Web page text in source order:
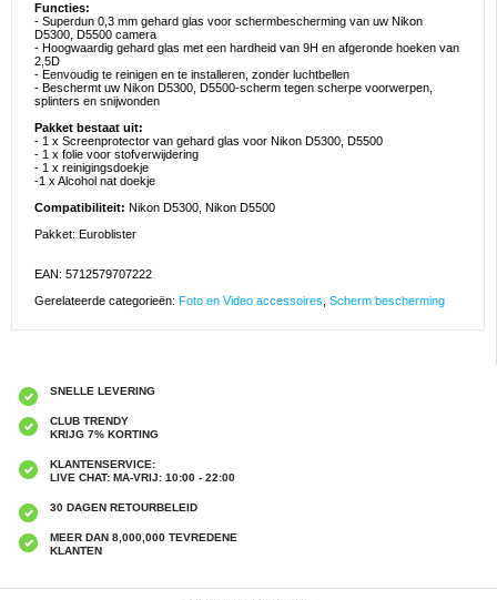
Functies:
- Superdun 0,3 mm gehard glas voor schermbescherming van uw Nikon
D5300, D5500 camera
- Hoogwaardig gehard glas met een hardheid van 9H en afgeronde hoeken van
2,5D
- Eenvoudig te reinigen en te installeren, zonder luchtbellen
- Beschermt uw Nikon D5300, D5500-scherm tegen scherpe voorwerpen,
splinters en snijwonden
Pakket bestaat uit:
- 1 x Screenprotector van gehard glas voor Nikon D5300, D5500
- 1 x folie voor stofverwijdering
- 1 x reinigingsdoekje
-1 x Alcohol nat doekje
Compatibiliteit: Nikon D5300, Nikon D5500
Pakket: Euroblister
EAN: 5712579707222
Gerelateerde categorieën: Foto en Video accessoires Scherm bescherming
SNELLE LEVERING
CLUB TRENDY
KRIJG 7% KORTING
KLANTENSERVICE:
LIVE CHAT: MA-VRIJ: 10:00 - 22:00
30 DAGEN RETOURBELEID
MEER DAN 8,000,000 TEVREDENE
KLANTEN